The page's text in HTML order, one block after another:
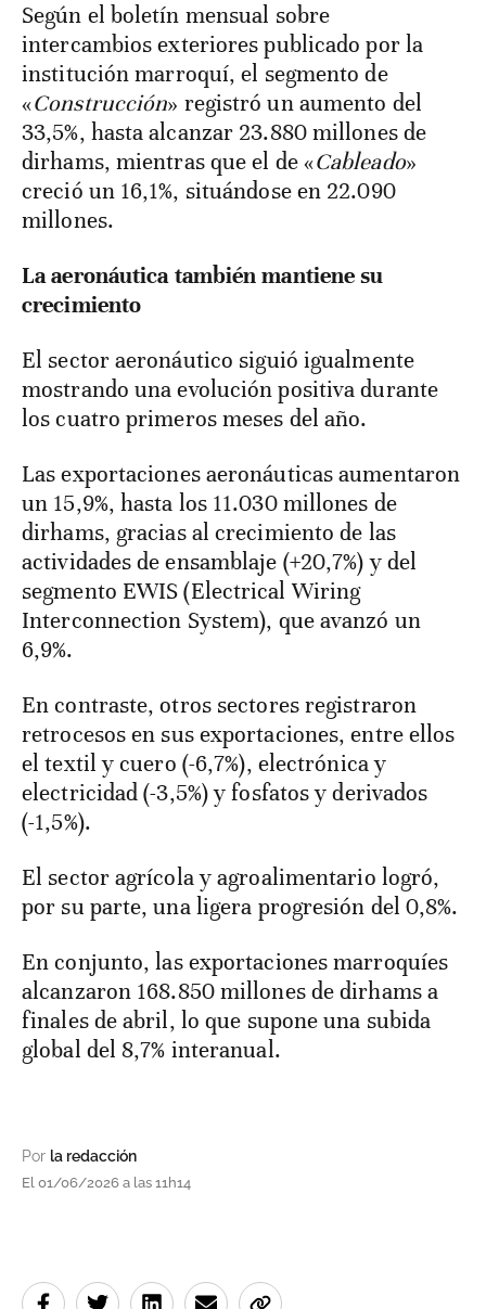
Según el boletín mensual sobre
intercambios exteriores publicado por la
institución marroquí, el segmento de
«Construcción» registró un aumento del
33,5%, hasta alcanzar 23.880 millones de
dirhams, mientras que el de «Cableado»
creció un 16,1%, situándose en 22.090
millones.
La aeronáutica también mantiene su
crecimiento
El sector aeronáutico siguió igualmente
mostrando una evolución positiva durante
los cuatro primeros meses del año.
Las exportaciones aeronáuticas aumentaron
un 15,9%, hasta los 11.030 millones de
dirhams, gracias al crecimiento de las
actividades de ensamblaje (+20,7%) y del
segmento EWIS (Electrical Wiring
Interconnection System), que avanzó un
6,9%.
En contraste, otros sectores registraron
retrocesos en sus exportaciones, entre ellos
el textil y cuero (-6,7%), electrónica y
electricidad (-3,5%) y fosfatos y derivados
(-1,5%).
El sector agrícola y agroalimentario logró,
por su parte, una ligera progresión del 0,8%.
En conjunto, las exportaciones marroquíes
alcanzaron 168.850 millones de dirhams a
finales de abril, lo que supone una subida
global del 8,7% interanual.
Por la redacción
El 01/06/2026 a las 11h14